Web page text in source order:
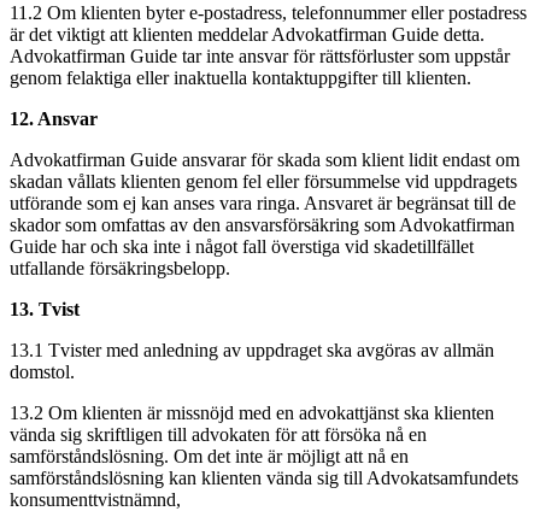
11.2 Om klienten byter e-postadress, telefonnummer eller postadress
är det viktigt att klienten meddelar Advokatfirman Guide detta.
Advokatfirman Guide tar inte ansvar för rättsförluster som uppstår
genom felaktiga eller inaktuella kontaktuppgifter till klienten.
12. Ansvar
Advokatfirman Guide ansvarar för skada som klient lidit endast om
skadan vållats klienten genom fel eller försummelse vid uppdragets
utförande som ej kan anses vara ringa. Ansvaret är begränsat till de
skador som omfattas av den ansvarsförsäkring som Advokatfirman
Guide har och ska inte i något fall överstiga vid skadetillfället
utfallande försäkringsbelopp.
13. Tvist
13.1 Tvister med anledning av uppdraget ska avgöras av allmän
domstol.
13.2 Om klienten är missnöjd med en advokattjänst ska klienten
vända sig skriftligen till advokaten för att försöka nå en
samförståndslösning. Om det inte är möjligt att nå en
samförståndslösning kan klienten vända sig till Advokatsamfundets
konsumenttvistnämnd,